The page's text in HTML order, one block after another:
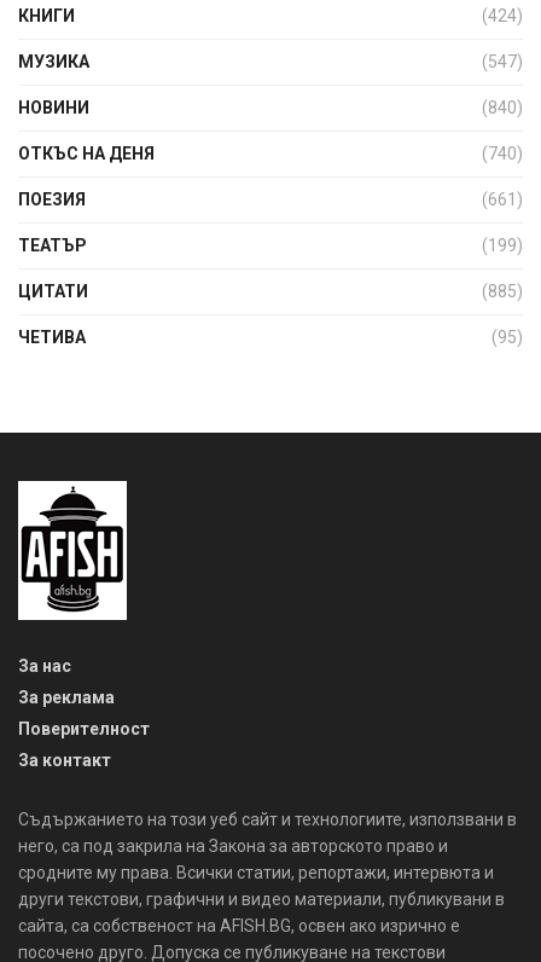
КНИГИ (424)
МУЗИКА (547)
НОВИНИ (840)
ОТКЪС НА ДЕНЯ (740)
ПОЕЗИЯ (661)
ТЕАТЪР (199)
ЦИТАТИ (885)
ЧЕТИВА (95)
За нас
За реклама
Поверителност
За контакт
Съдържанието на този уеб сайт и технологиите, използвани в
него, са под закрила на Закона за авторското право и
сродните му права. Всички статии, репортажи, интервюта и
други текстови, графични и видео материали, публикувани в
сайта, са собственост на AFISH.BG, освен ако изрично е
посочено друго. Допуска се публикуване на текстови